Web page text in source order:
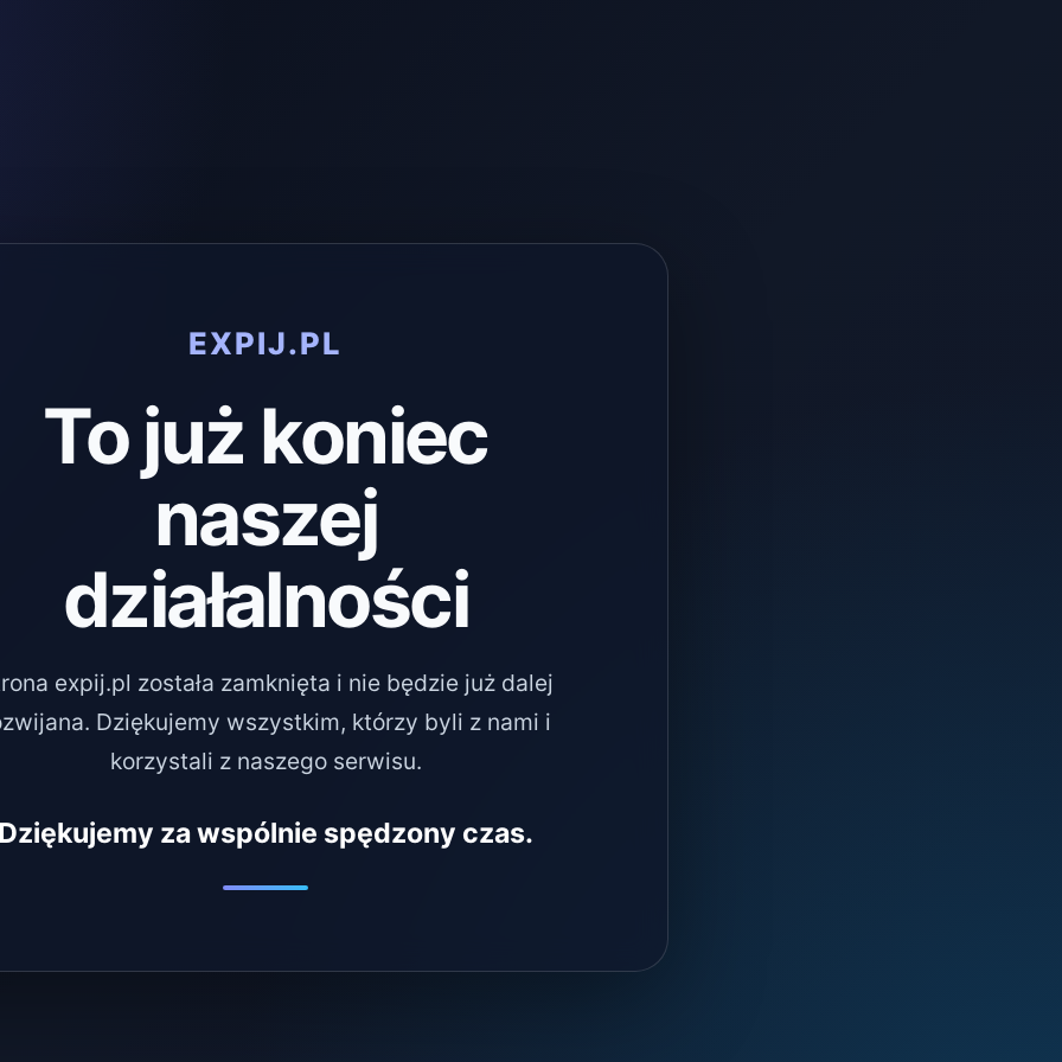
EXPIJ.PL
To już koniec
naszej
działalności
expij.pl została zamknięta i nie będzie już dalej
Dziękujemy wszystkim, którzy byli z nami i
korzystali z naszego serwisu.
za wspólnie spędzony czas.